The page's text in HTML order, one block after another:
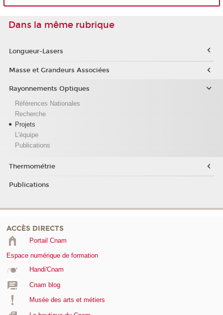
Dans la même rubrique
Longueur-Lasers
Masse et Grandeurs Associées
Rayonnements Optiques
Références Nationales
Recherche
Projets
L'équipe
Publications
Thermométrie
Publications
ACCÈS DIRECTS
Portail Cnam
Espace numérique de formation
Handi'Cnam
Cnam blog
Musée des arts et métiers